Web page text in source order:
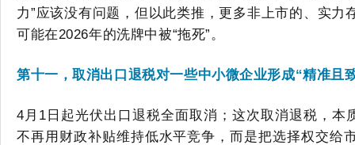
力”应该没有问题，但以此类推，更多非上市的、实力
可能在2026年的洗牌中被“拖死”。
第十一，取消出口退税对一些中小微企业形成“精准且
4月1日起光伏出口退税全面取消；这次取消退税，本
不再用财政补贴维持低水平竞争，而是把选择权交给